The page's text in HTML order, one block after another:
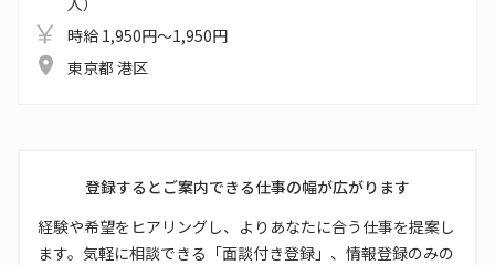
時給 1,950円～1,950円
東京都 港区
登録するとご案内できる仕事の幅が広がります
経験や希望をヒアリングし、よりあなたに合う仕事を提案し
ます。気軽に相談できる「面談付き登録」、情報登録のみの